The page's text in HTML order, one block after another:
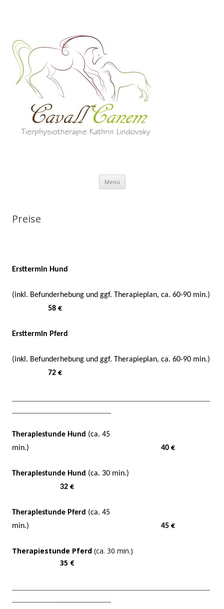
Menü Springe
Inhalt
Preise
Ersttermin Hund
(inkl. Befunderhebung und ggf. Therapieplan, ca. 60-90 min.)
58 €
Ersttermin Pferd
(inkl. Befunderhebung und ggf. Therapieplan, ca. 60-90 min.)
72 €
Therapiestunde Hund (ca. 45
min.) 40 €
Therapiestunde Hund (ca. 30 min.)
32 €
Therapiestunde Pferd (ca. 45
min.) 45 €
Therapiestunde Pferd (ca. 30 min.)
35 €